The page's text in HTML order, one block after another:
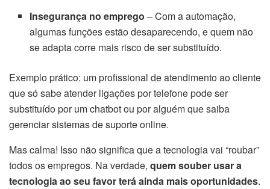
Insegurança no emprego – Com a automação,
algumas funções estão desaparecendo, e quem não
se adapta corre mais risco de ser substituído.
Exemplo prático: um profissional de atendimento ao cliente
que só sabe atender ligações por telefone pode ser
substituído por um chatbot ou por alguém que saiba
gerenciar sistemas de suporte online.
Mas calma! Isso não significa que a tecnologia vai “roubar”
todos os empregos. Na verdade, quem souber usar a
tecnologia ao seu favor terá ainda mais oportunidades.